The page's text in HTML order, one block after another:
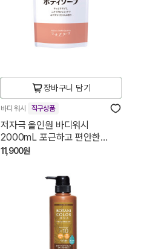
장바구니 담기
바디 워시 직구상품
저자극 올인원 바디워시
2000mL 포근하고 편안한
비누향
11,900원